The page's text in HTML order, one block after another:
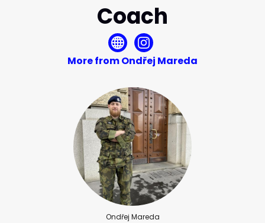
Coach
More from Ondřej Mareda
Ondřej Mareda